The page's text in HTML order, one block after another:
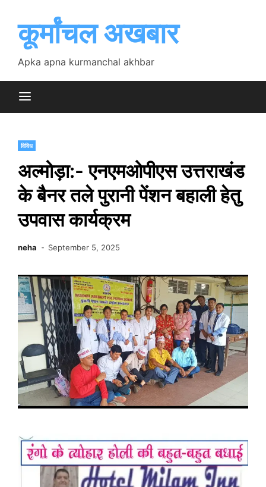
contentकूर्मांचल अखबार
Apka apna kurmanchal akhbar
विविध
अल्मोड़ा:- एनएमओपीएस उत्तराखंड
के बैनर तले पुरानी पेंशन बहाली हेतु
उपवास कार्यक्रम
neha September 5, 2025